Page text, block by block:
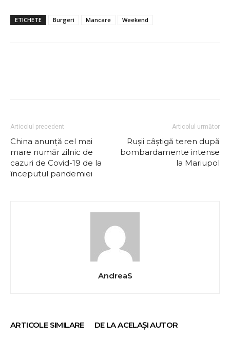
ETICHETE Burgeri Mancare Weekend
Articolul precedent
China anunță cel mai
mare număr zilnic de
cazuri de Covid-19 de la
începutul pandemiei
Articolul următor
Rușii câștigă teren după
bombardamente intense
la Mariupol
AndreaS
ARTICOLE SIMILARE DE LA ACELAȘI AUTOR